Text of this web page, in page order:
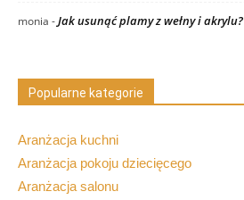
monia -Jak usunąć plamy z wełny i akrylu?
Popularne kategorie
Aranżacja kuchni
Aranżacja pokoju dziecięcego
Aranżacja salonu